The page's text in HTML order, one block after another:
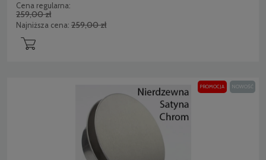
Cena regularna:
259,00 zł
Najniższa cena: 259,00 zł
PROMOCJA NOWOŚĆ